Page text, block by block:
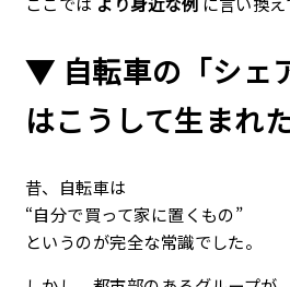
▼ 自転車の「シェ
はこうして生まれ
昔、自転車は
“自分で買って家に置くもの”
というのが完全な常識でした。